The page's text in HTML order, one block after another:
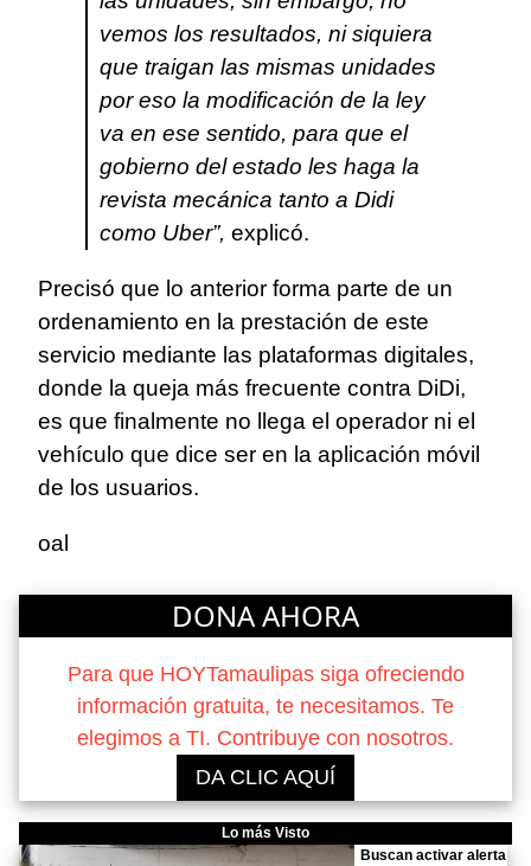
vemos los resultados, ni siquiera
que traigan las mismas unidades
por eso la modificación de la ley
va en ese sentido, para que el
gobierno del estado les haga la
revista mecánica tanto a Didi
como Uber”, explicó.
Precisó que lo anterior forma parte de un
ordenamiento en la prestación de este
servicio mediante las plataformas digitales,
donde la queja más frecuente contra DiDi,
es que finalmente no llega el operador ni el
vehículo que dice ser en la aplicación móvil
de los usuarios.
oal
DONA AHORA
Para que HOYTamaulipas siga ofreciendo
información gratuita, te necesitamos. Te
elegimos a TI. Contribuye con nosotros.
DA CLIC AQUÍ
Lo más Visto
Buscan activar alerta